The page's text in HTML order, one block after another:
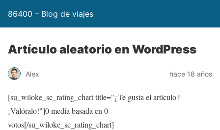
86400 – Blog de viajes
Artículo aleatorio en WordPress
Alex hace 18 años
[su_wiloke_sc_rating_chart title="¿Te gusta el artículo?
¡Valóralo!"]0media basada en 0
votos[/su_wiloke_sc_rating_chart]